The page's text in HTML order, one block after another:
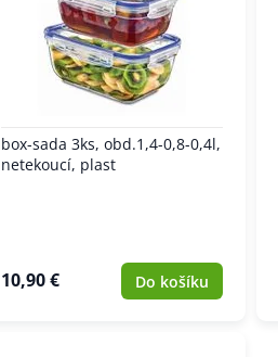
box-sada 3ks, obd.1,4-0,8-0,4l,
netekoucí, plast
10,90 € Do košíku